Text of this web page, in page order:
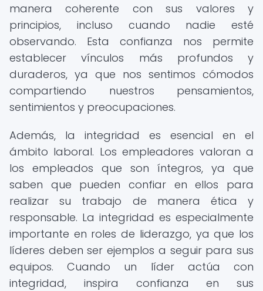
manera coherente con sus valores y
principios, incluso cuando nadie esté
observando. Esta confianza nos permite
establecer vínculos más profundos y
duraderos, ya que nos sentimos cómodos
compartiendo nuestros pensamientos,
sentimientos y preocupaciones.
Además, la integridad es esencial en el
ámbito laboral. Los empleadores valoran a
los empleados que son íntegros, ya que
saben que pueden confiar en ellos para
realizar su trabajo de manera ética y
responsable. La integridad es especialmente
importante en roles de liderazgo, ya que los
líderes deben ser ejemplos a seguir para sus
equipos. Cuando un líder actúa con
integridad, inspira confianza en sus